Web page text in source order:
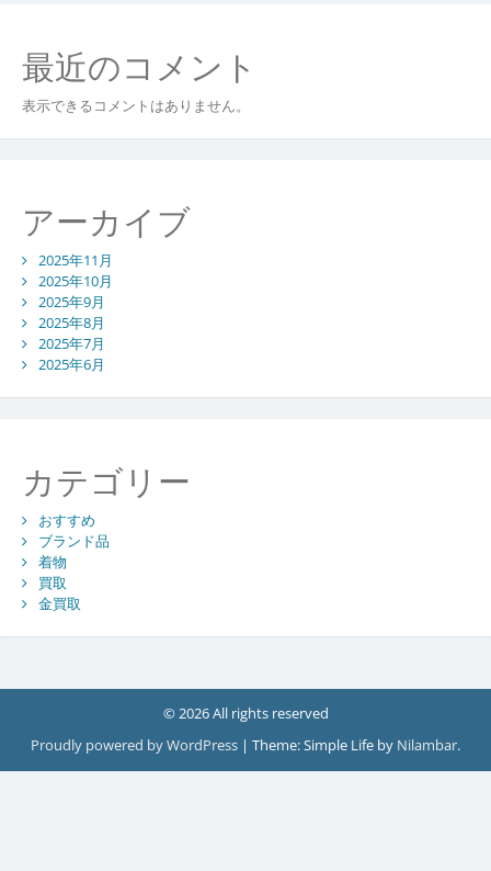
失
敗
し
選
び
の
極
意
最近のコメント
表示できるコメントはありません。
アーカイブ
2025年11月
2025年10月
2025年9月
2025年8月
2025年7月
2025年6月
カテゴリー
おすすめ
ブランド品
着物
買取
金買取
© 2026 All rights reserved
Proudly powered by WordPress | Theme: Simple Life by Nilambar.